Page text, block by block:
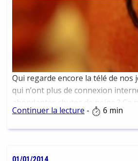
Qui regarde encore la télé de nos
qui n’ont plus de connexion
abondantes chutes de neige ? Ca
monde, puisque de toute façon
arrive le plus souvent avec
Continuer la lecture - 6 min